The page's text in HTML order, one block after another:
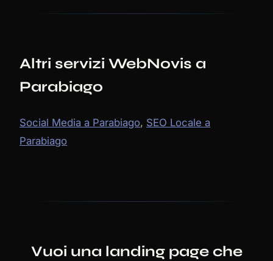
Altri servizi WebNovis a
Parabiago
Social Media a Parabiago, SEO Locale a
Parabiago
Vuoi una landing page che